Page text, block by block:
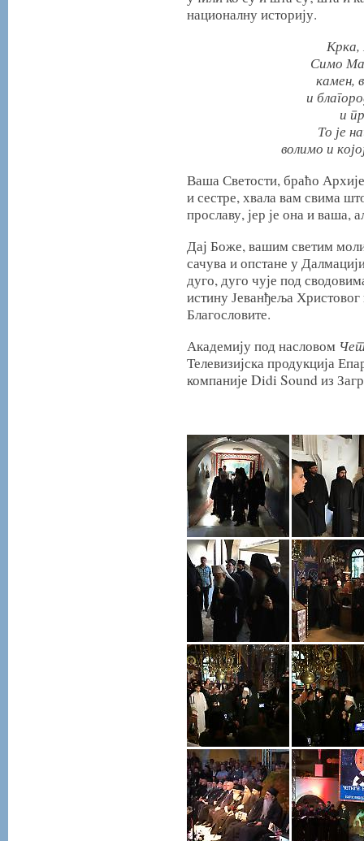
националну историју.
Крка,
Симо
камен,
и
и
То је
волимо и
Ваша Светости, браћо
и сестре, хвала вам свима
прославу, јер је она и ваша,
Дај Боже, вашим светим
сачува и опстане у
дуго, дуго чује под
истину Јеванђеља
Благословите.
Академију под насловом
Телевизијска продукција
компаније Didi Sound из